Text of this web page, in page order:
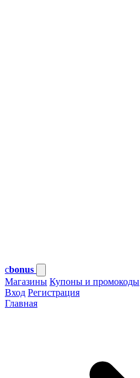
cbonus
Магазины Купоны и промокоды
Вход Регистрация
Главная